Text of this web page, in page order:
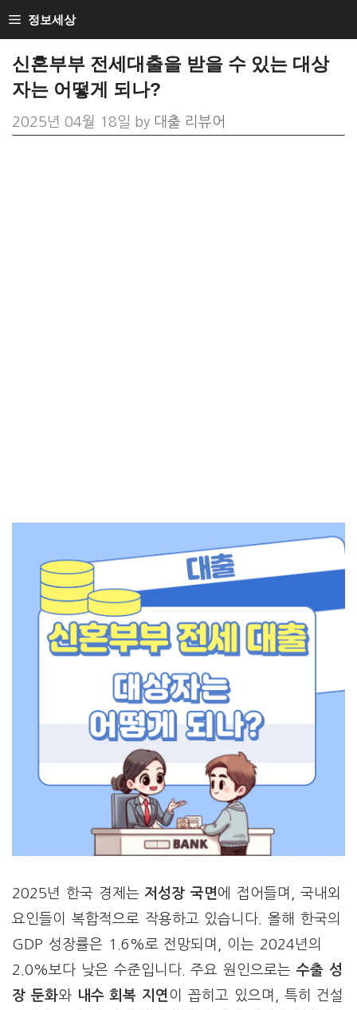
Skip
to
content
정보세상
신혼부부 전세대출을 받을 수 있는 대상
자는 어떻게 되나?
2025년 04월 18일 by 대출 리뷰어
2025년 한국 경제는 저성장 국면에 접어들며, 국내외
요인들이 복합적으로 작용하고 있습니다. 올해 한국의
GDP 성장률은 1.6%로 전망되며, 이는 2024년의
2.0%보다 낮은 수준입니다. 주요 원인으로는 수출 성
장 둔화와 내수 회복 지연 이 꼽히고 있으며, 특히 건설